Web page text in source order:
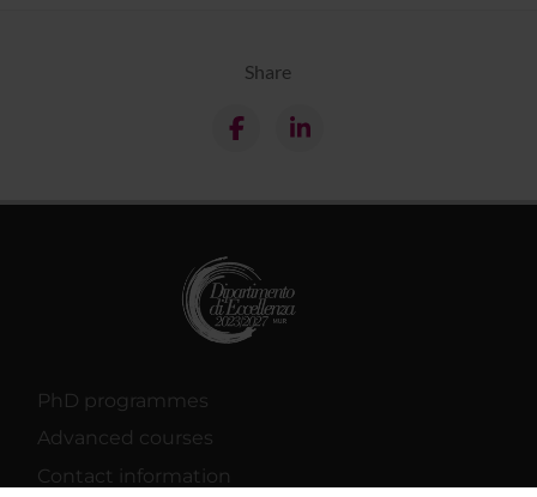
Share
PhD programmes
Advanced courses
Contact information